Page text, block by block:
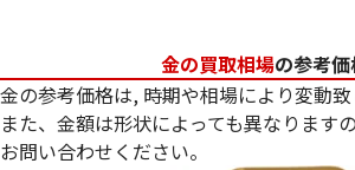
金の買取相場の参考
金の参考価格は, 時期や相場により変動致
また、金額は形状によっても異なります
お問い合わせください。